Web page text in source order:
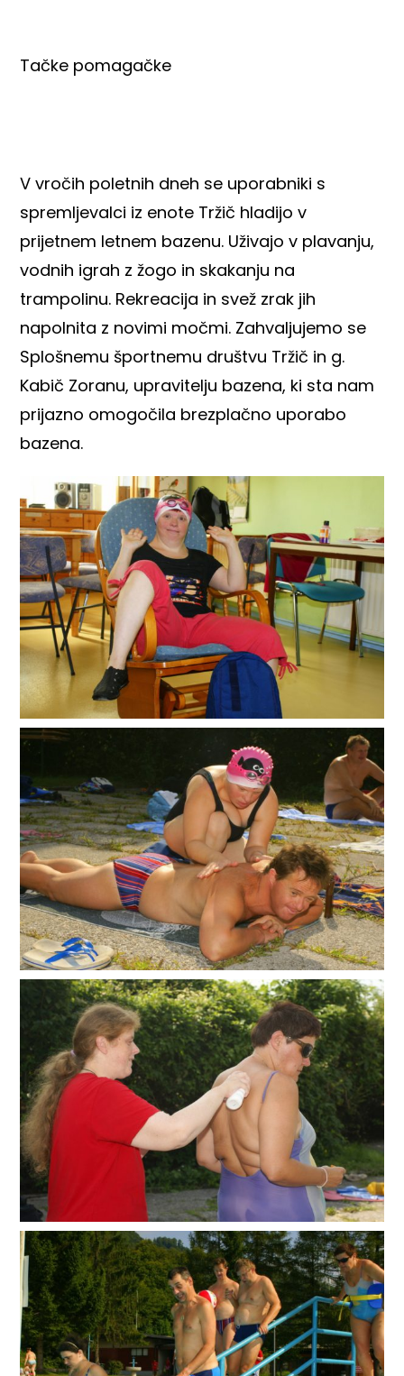
Tačke pomagačke
V vročih poletnih dneh se uporabniki s
spremljevalci iz enote Tržič hladijo v
prijetnem letnem bazenu. Uživajo v plavanju,
vodnih igrah z žogo in skakanju na
trampolinu. Rekreacija in svež zrak jih
napolnita z novimi močmi. Zahvaljujemo se
Splošnemu športnemu društvu Tržič in g.
Kabič Zoranu, upravitelju bazena, ki sta nam
prijazno omogočila brezplačno uporabo
bazena.